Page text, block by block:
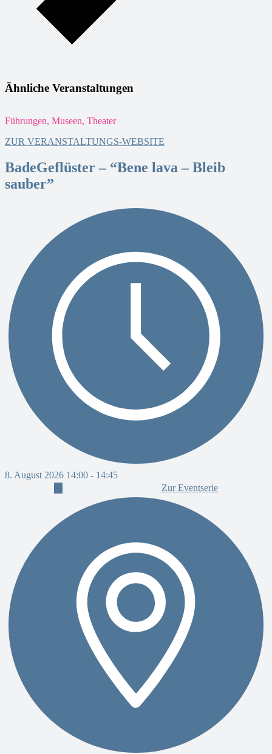
Ähnliche Veranstaltungen
Führungen, Museen, Theater
ZUR VERANSTALTUNGS-WEBSITE
BadeGeflüster – “Bene lava – Bleib
sauber”
8. August 2026 14:00 - 14:45
Zur Eventserie